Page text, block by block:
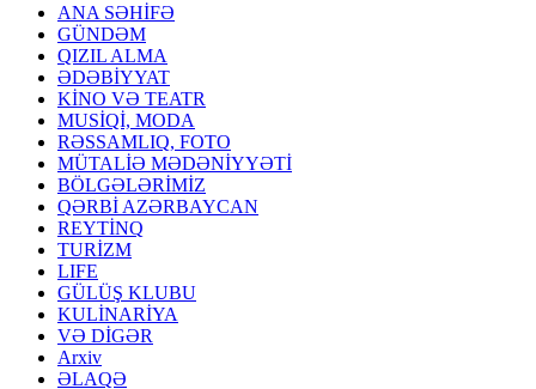
ANA SƏHİFƏ
GÜNDƏM
QIZIL ALMA
ƏDƏBİYYAT
KİNO VƏ TEATR
MUSİQİ, MODA
RƏSSAMLIQ, FOTO
MÜTALİƏ MƏDƏNİYYƏTİ
BÖLGƏLƏRİMİZ
QƏRBİ AZƏRBAYCAN
REYTİNQ
TURİZM
LIFE
GÜLÜŞ KLUBU
KULİNARİYA
VƏ DİGƏR
Arxiv
ƏLAQƏ